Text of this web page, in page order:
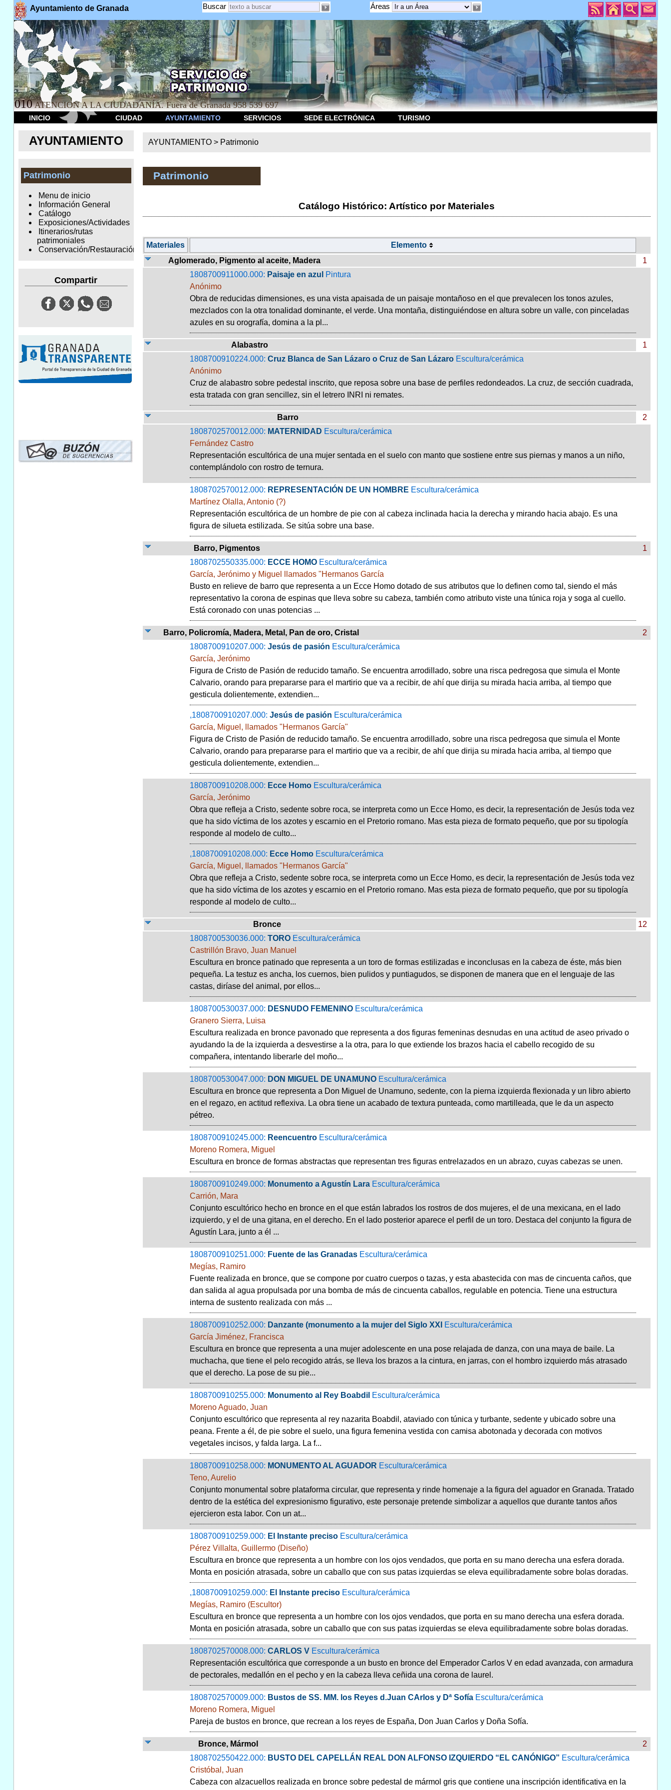
Ayuntamiento de Granada Áreas
Buscar
010 ATENCION A LA CIUDADANÍA. Fuera de Granada 958 539 697
INICIO CIUDAD AYUNTAMIENTO SERVICIOS SEDE ELECTRÓNICA TURISMO
AYUNTAMIENTO
Patrimonio
Menu de inicio
Información General
Catálogo
Exposiciones/Actividades
Itinerarios/rutas
patrimoniales
Conservación/Restauración
Compartir
AYUNTAMIENTO > Patrimonio
Patrimonio
Catálogo Histórico: Artístico por Materiales
Materiales
Elemento
Aglomerado, Pigmento al aceite, Madera
1
1808700911000.000: Paisaje en azul
Pintura
Anónimo
Obra de reducidas dimensiones, es una vista apaisada de un paisaje montañoso en el que prevalecen los tonos azules,
mezclados con la otra tonalidad dominante, el verde. Una montaña, distinguiéndose en altura sobre un valle, con pinceladas
azules en su orografía, domina a la pl...
Alabastro
1
1808700910224.000: Cruz Blanca de San Lázaro o Cruz de San Lázaro Escultura/cerámica
Anónimo
Cruz de alabastro sobre pedestal inscrito, que reposa sobre una base de perfiles redondeados. La cruz, de sección cuadrada,
esta tratada con gran sencillez, sin el letrero INRI ni remates.
Barro
2
1808702570012.000: MATERNIDAD Escultura/cerámica
Fernández Castro
Representación escultórica de una mujer sentada en el suelo con manto que sostiene entre sus piernas y manos a un niño,
contemplándolo con rostro de ternura.
1808702570012.000: REPRESENTACIÓN DE UN HOMBRE Escultura/cerámica
Martínez Olalla, Antonio (?)
Representación escultórica de un hombre de pie con al cabeza inclinada hacia la derecha y mirando hacia abajo. Es una
figura de silueta estilizada. Se sitúa sobre una base.
Barro, Pigmentos
1
1808702550335.000: ECCE HOMO Escultura/cerámica
García, Jerónimo y Miguel llamados "Hermanos García
Busto en relieve de barro que representa a un Ecce Homo dotado de sus atributos que lo definen como tal, siendo el más
representativo la corona de espinas que lleva sobre su cabeza, también como atributo viste una túnica roja y soga al cuello.
Está coronado con unas potencias ...
Barro, Policromía, Madera, Metal, Pan de oro, Cristal
2
1808700910207.000: Jesús de pasión Escultura/cerámica
García, Jerónimo
Figura de Cristo de Pasión de reducido tamaño. Se encuentra arrodillado, sobre una risca pedregosa que simula el Monte
Calvario, orando para prepararse para el martirio que va a recibir, de ahí que dirija su mirada hacia arriba, al tiempo que
gesticula dolientemente, extendien...
,1808700910207.000: Jesús de pasión Escultura/cerámica
García, Miguel, llamados "Hermanos García"
Figura de Cristo de Pasión de reducido tamaño. Se encuentra arrodillado, sobre una risca pedregosa que simula el Monte
Calvario, orando para prepararse para el martirio que va a recibir, de ahí que dirija su mirada hacia arriba, al tiempo que
gesticula dolientemente, extendien...
1808700910208.000: Ecce Homo Escultura/cerámica
García, Jerónimo
Obra que refleja a Cristo, sedente sobre roca, se interpreta como un Ecce Homo, es decir, la representación de Jesús toda vez
que ha sido víctima de los azotes y escarnio en el Pretorio romano. Mas esta pieza de formato pequeño, que por su tipología
responde al modelo de culto...
,1808700910208.000: Ecce Homo Escultura/cerámica
García, Miguel, llamados "Hermanos García"
Obra que refleja a Cristo, sedente sobre roca, se interpreta como un Ecce Homo, es decir, la representación de Jesús toda vez
que ha sido víctima de los azotes y escarnio en el Pretorio romano. Mas esta pieza de formato pequeño, que por su tipología
responde al modelo de culto...
Bronce
12
1808700530036.000: TORO Escultura/cerámica
Castrillón Bravo, Juan Manuel
Escultura en bronce patinado que representa a un toro de formas estilizadas e inconclusas en la cabeza de éste, más bien
pequeña. La testuz es ancha, los cuernos, bien pulidos y puntiagudos, se disponen de manera que en el lenguaje de las
castas, diríase del animal, por ellos...
1808700530037.000: DESNUDO FEMENINO Escultura/cerámica
Granero Sierra, Luisa
Escultura realizada en bronce pavonado que representa a dos figuras femeninas desnudas en una actitud de aseo privado o
ayudando la de la izquierda a desvestirse a la otra, para lo que extiende los brazos hacia el cabello recogido de su
compañera, intentando liberarle del moño...
1808700530047.000: DON MIGUEL DE UNAMUNO Escultura/cerámica
Escultura en bronce que representa a Don Miguel de Unamuno, sedente, con la pierna izquierda flexionada y un libro abierto
en el regazo, en actitud reflexiva. La obra tiene un acabado de textura punteada, como martilleada, que le da un aspecto
pétreo.
1808700910245.000: Reencuentro Escultura/cerámica
Moreno Romera, Miguel
Escultura en bronce de formas abstractas que representan tres figuras entrelazados en un abrazo, cuyas cabezas se unen.
1808700910249.000: Monumento a Agustín Lara Escultura/cerámica
Carrión, Mara
Conjunto escultórico hecho en bronce en el que están labrados los rostros de dos mujeres, el de una mexicana, en el lado
izquierdo, y el de una gitana, en el derecho. En el lado posterior aparece el perfil de un toro. Destaca del conjunto la figura de
Agustín Lara, junto a él ...
1808700910251.000: Fuente de las Granadas Escultura/cerámica
Megías, Ramiro
Fuente realizada en bronce, que se compone por cuatro cuerpos o tazas, y esta abastecida con mas de cincuenta caños, que
dan salida al agua propulsada por una bomba de más de cincuenta caballos, regulable en potencia. Tiene una estructura
interna de sustento realizada con más ...
1808700910252.000: Danzante (monumento a la mujer del Siglo XXI
Escultura/cerámica
García Jiménez, Francisca
Escultura en bronce que representa a una mujer adolescente en una pose relajada de danza, con una maya de baile. La
muchacha, que tiene el pelo recogido atrás, se lleva los brazos a la cintura, en jarras, con el hombro izquierdo más atrasado
que el derecho. La pose de su pie...
1808700910255.000: Monumento al Rey Boabdil Escultura/cerámica
Moreno Aguado, Juan
Conjunto escultórico que representa al rey nazarita Boabdil, ataviado con túnica y turbante, sedente y ubicado sobre una
peana. Frente a él, de pie sobre el suelo, una figura femenina vestida con camisa abotonada y decorada con motivos
vegetales incisos, y falda larga. La f...
1808700910258.000: MONUMENTO AL AGUADOR Escultura/cerámica
Teno, Aurelio
Conjunto monumental sobre plataforma circular, que representa y rinde homenaje a la figura del aguador en Granada. Tratado
dentro de la estética del expresionismo figurativo, este personaje pretende simbolizar a aquellos que durante tantos años
ejercieron esta labor. Con un at...
1808700910259.000: El Instante preciso Escultura/cerámica
Pérez Villalta, Guillermo (Diseño)
Escultura en bronce que representa a un hombre con los ojos vendados, que porta en su mano derecha una esfera dorada.
Monta en posición atrasada, sobre un caballo que con sus patas izquierdas se eleva equilibradamente sobre bolas doradas.
,1808700910259.000: El Instante preciso Escultura/cerámica
Megías, Ramiro (Escultor)
Escultura en bronce que representa a un hombre con los ojos vendados, que porta en su mano derecha una esfera dorada.
Monta en posición atrasada, sobre un caballo que con sus patas izquierdas se eleva equilibradamente sobre bolas doradas.
1808702570008.000: CARLOS V Escultura/cerámica
Representación escultórica que corresponde a un busto en bronce del Emperador Carlos V en edad avanzada, con armadura
de pectorales, medallón en el pecho y en la cabeza lleva ceñida una corona de laurel.
1808702570009.000: Bustos de SS. MM. los Reyes d.Juan CArlos y Dª Sofía Escultura/cerámica
Moreno Romera, Miguel
Pareja de bustos en bronce, que recrean a los reyes de España, Don Juan Carlos y Doña Sofía.
Bronce, Mármol
2
1808702550422.000: BUSTO DEL CAPELLÁN REAL DON ALFONSO IZQUIERDO “EL CANÓNIGO” Escultura/cerámica
Cristóbal, Juan
Cabeza con alzacuellos realizada en bronce sobre pedestal de mármol gris que contiene una inscripción identificativa en la